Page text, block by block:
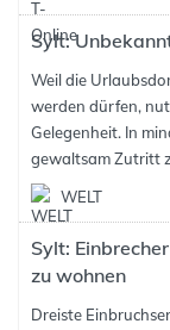
Sylt:
Weil die
werden dürfen,
Gelegenheit. In
gewaltsam Zutritt
WELT
Sylt:
zu wohnen
Dreiste